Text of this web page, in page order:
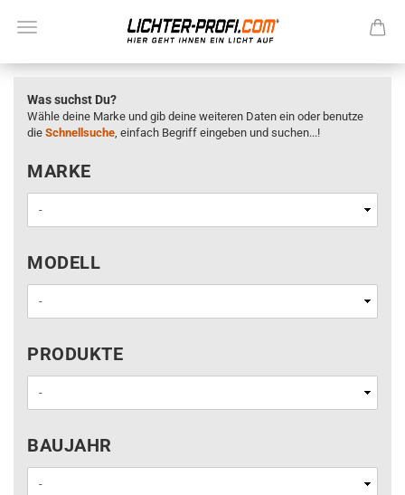
Was suchst Du?
Wähle deine Marke und gib deine weiteren Daten ein oder benutze
die Schnellsuche, einfach Begriff eingeben und suchen...!
MARKE
MARKE
MODELL
MODELL
PRODUKTE
PRODUKTE
BAUJAHR
BAUJAHR